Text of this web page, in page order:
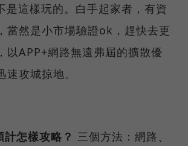
是這樣玩的。白手起家者，有資
當然是小市場驗證ok，趕快去更
以APP+網路無遠弗屆的擴散優
攻城掠地。
怎樣攻略？ 三個方法：網路、